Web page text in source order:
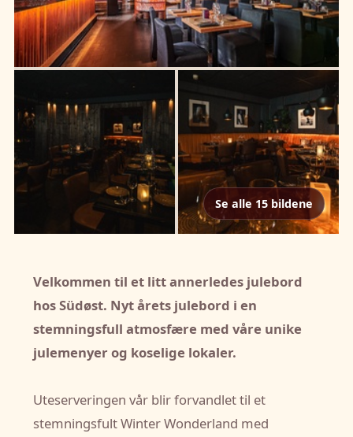
Se alle 15 bildene
Velkommen til et litt annerledes julebord
hos Südøst. Nyt årets julebord i en
stemningsfull atmosfære med våre unike
julemenyer og koselige lokaler.
Uteserveringen vår blir forvandlet til et
stemningsfult Winter Wonderland med